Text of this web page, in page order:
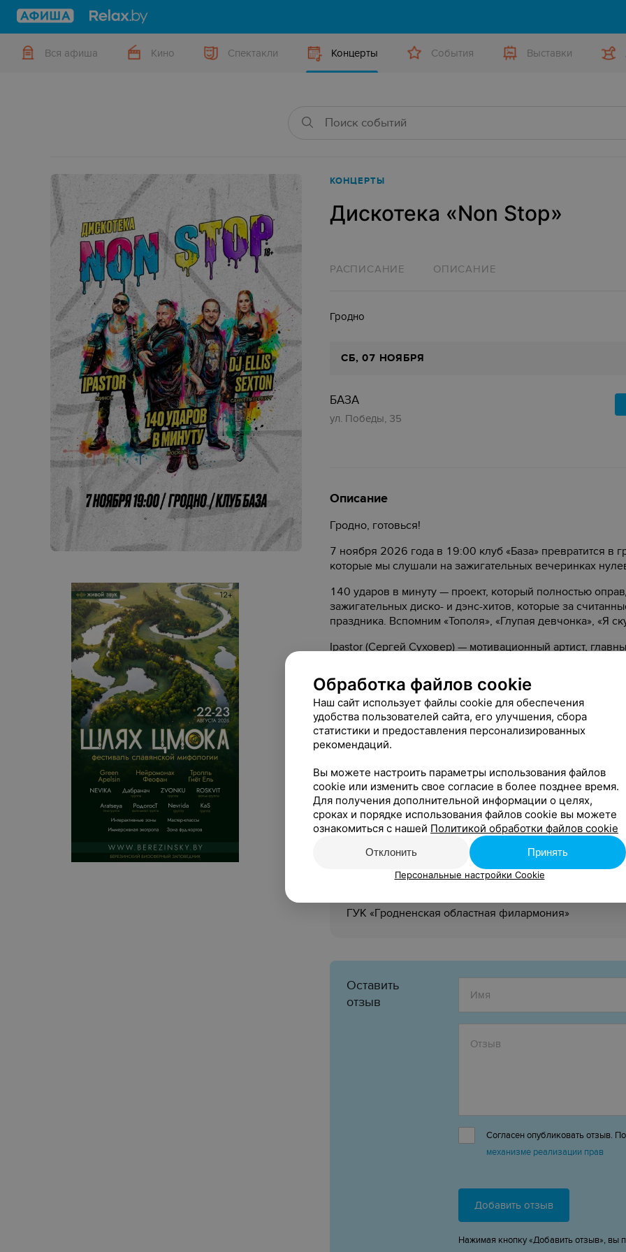
Вся афиша Кино Спектакли Концерты События Выставки
КОНЦЕРТЫ
Дискотека «‎Non Stop»‎
РАСПИСАНИЕ ОПИСАНИЕ
Гродно
СБ, 07 НОЯБРЯ
БАЗА
ул. Победы, 35
Описание
Гродно, готовься!
7 ноября 2026 года в 19:00 клуб «База» превратится в
которые мы слушали на зажигательных вечеринках
140 ударов в минуту — проект, который полностью
зажигательных диско- и дэнс-хитов, которые за
праздника. Вспомним «Тополя», «Глупая девчонка», «Я
Ipastor (Сергей Суховер) — мотивационный артист,
Ellis Saxton (Элеонора Вербицкая)— девушка диджей,
Петербурга. Объединив профессионализм,
мировой уровень, достигают единицы. Блистательные
Это больше чем концерт. Это путешествие во времени.
Живой звук.
Стоимость билетов:
Возрастное ограничение: 16+
ГУК «‎Гродненская областная филармония»
Оставить
отзыв
Согласен опубликовать отзыв.
механизме реализации прав
Добавить отзыв
Нажимая кнопку «Добавить отзыв», вы
Обработка файлов cookie
Наш сайт использует файлы cookie для обеспечения
удобства пользователей сайта, его улучшения, сбора
статистики и предоставления персонализированных
рекомендаций.
Вы можете настроить параметры использования файлов
cookie или изменить свое согласие в более позднее время.
Для получения дополнительной информации о целях,
сроках и порядке использования файлов cookie вы можете
ознакомиться с нашей Политикой обработки файлов cookie
Отклонить Принять
Персональные настройки Cookie